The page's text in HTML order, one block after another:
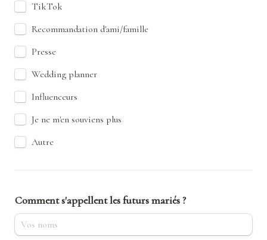
TikTok
Recommandation d'ami/famille
Presse
Wedding planner
Influenceurs
Je ne m'en souviens plus
Autre
Comment s'appellent les futurs mariés ?